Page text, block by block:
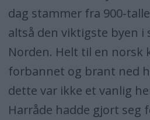
dag stammer fra 900-
altså den viktigste byen i
Norden. Helt til en norsk
forbannet og brant ned
dette var ikke et vanlig
Harråde hadde gjort